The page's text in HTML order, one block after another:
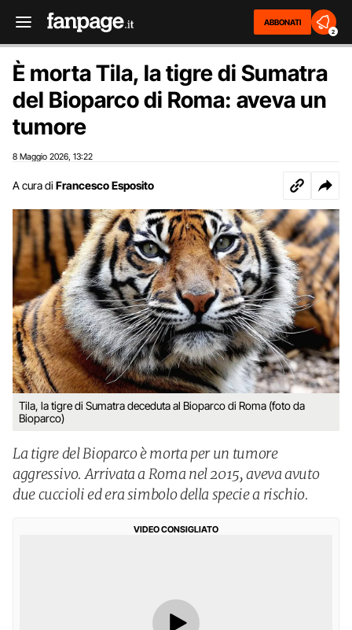
ABBONATI
2
È morta Tila, la tigre di Sumatra
del Bioparco di Roma: aveva un
tumore
8 Maggio 2026 13:22
A cura di Francesco Esposito
Tila, la tigre di Sumatra deceduta al Bioparco di Roma (foto da
Bioparco)
La tigre del Bioparco è morta per un tumore
aggressivo. Arrivata a Roma nel 2015, aveva avuto
due cuccioli ed era simbolo della specie a rischio.
VIDEO CONSIGLIATO